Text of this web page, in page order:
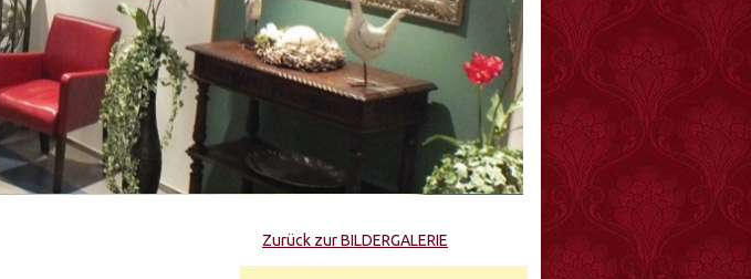
Zurück zur BILDERGALERIE